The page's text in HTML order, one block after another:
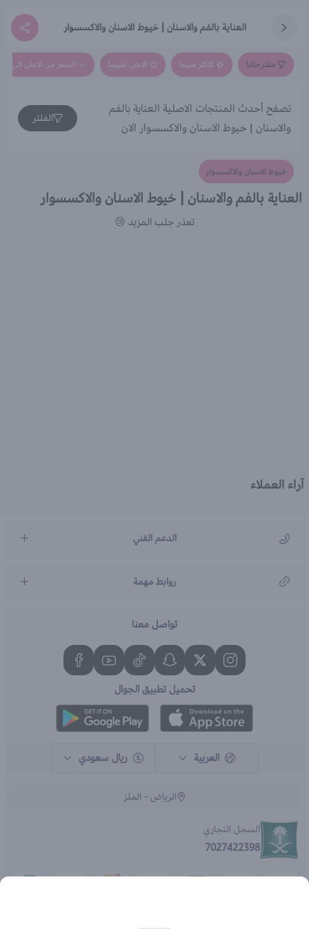
العناية بالفم والاسنان | خيوط الاسنان والاكسسوار
مقترحاتنا الاكثر مبيعاً الاعلى تقييماً السعر من الاعلى إلى
تصفح أحدث المنتجات الاصلية العناية بالفم
والاسنان | خيوط الاسنان والاكسسوار الان
الفلتر
خيوط الاسنان والاكسسوار
العناية بالفم والاسنان | خيوط الاسنان والاكسسوار
تعذر جلب المزيد 😢
آراء العملاء
الدعم الفني
روابط مهمة
تواصل معنا
تحميل تطبيق الجوال
العربية ريال سعودي
الرياض - الملز
السجل التجاري
7027422398